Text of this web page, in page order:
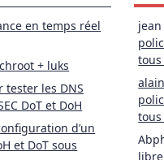
en temps réel
+ luks
les DNS
DoT et DoH
d’un
et DoT sous
jean